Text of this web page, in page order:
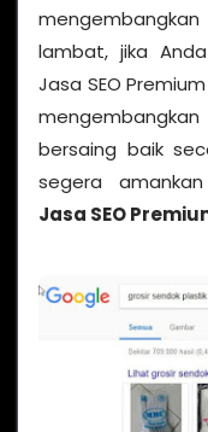
lambat, jika
Jasa SEO
bersaing baik
segera
Jasa SEO